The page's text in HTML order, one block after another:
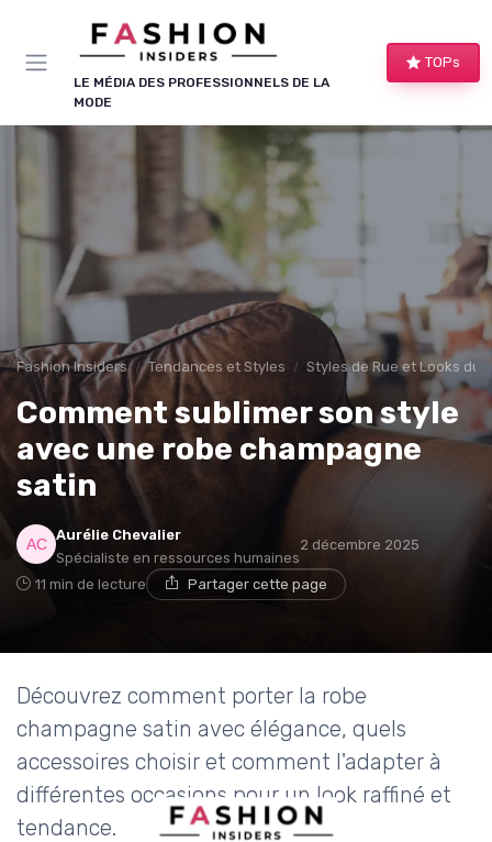
LE MÉDIA DES PROFESSIONNELS DE LA
MODE
TOPs
Fashion Insiders Tendances et Styles Styles de Rue et Looks du
Comment sublimer son style
avec une robe champagne
satin
Aurélie Chevalier
Spécialiste en ressources humaines
2 décembre 2025
11 min de lecture Partager cette page
Découvrez comment porter la robe
champagne satin avec élégance, quels
accessoires choisir et comment l'adapter à
différentes occasions pour un look raffiné et
tendance.